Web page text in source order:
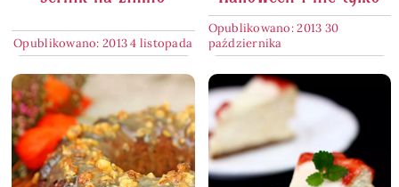
Opublikowano: 2013 4 listopada
Opublikowano: 2013 30
października